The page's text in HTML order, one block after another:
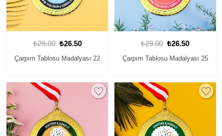
₺29.00 ₺26.50
Çarpım Tablosu Madalyası 22
₺29.00 ₺26.50
Çarpım Tablosu Madalyası 25